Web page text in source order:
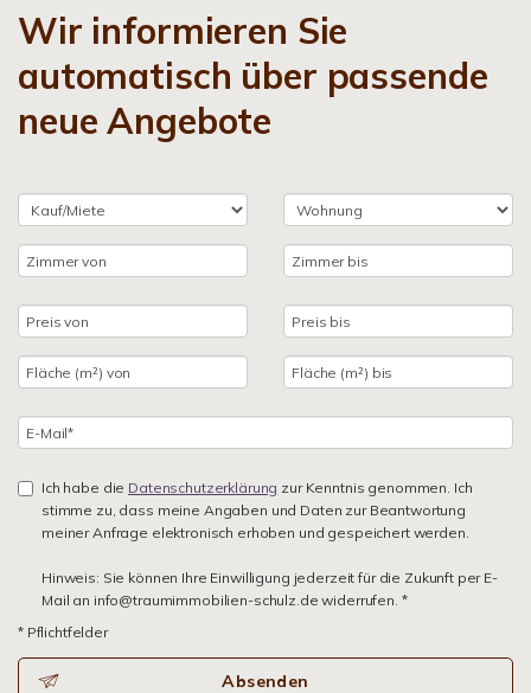
Wir informieren Sie
automatisch über passende
neue Angebote
Ich habe die Datenschutzerklärung zur Kenntnis genommen. Ich
stimme zu, dass meine Angaben und Daten zur Beantwortung
meiner Anfrage elektronisch erhoben und gespeichert werden.
Hinweis: Sie können Ihre Einwilligung jederzeit für die Zukunft per E-
Mail an info@traumimmobilien-schulz.de widerrufen. *
* Pflichtfelder
Absenden